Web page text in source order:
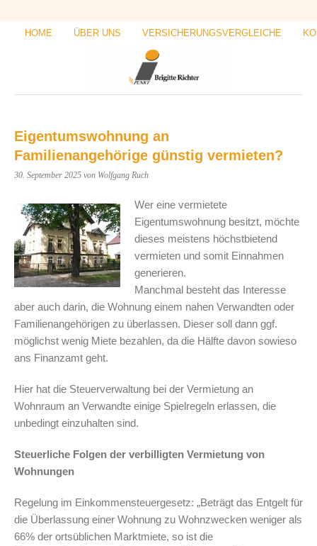
HOME ÜBER UNS VERSICHERUNGSVERGLEICHE
Eigentumswohnung an
Familienangehörige günstig vermieten?
30. September 2025 von Wolfgang Ruch
Wer eine vermietete
Eigentumswohnung besitzt, möchte
dieses meistens höchstbietend
vermieten und somit Einnahmen
generieren.
Manchmal besteht das Interesse
aber auch darin, die Wohnung einem nahen Verwandten oder
Familienangehörigen zu überlassen. Dieser soll dann ggf.
möglichst wenig Miete bezahlen, da die Hälfte davon sowieso
ans Finanzamt geht.
Hier hat die Steuerverwaltung bei der Vermietung an
Wohnraum an Verwandte einige Spielregeln erlassen, die
unbedingt einzuhalten sind.
Steuerliche Folgen der verbilligten Vermietung von
Wohnungen
Regelung im Einkommensteuergesetz: „Beträgt das Entgelt für
die Überlassung einer Wohnung zu Wohnzwecken weniger als
66% der ortsüblichen Marktmiete, so ist die